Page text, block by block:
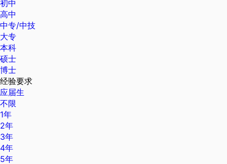
初中
高中
中专/中技
大专
本科
硕士
博士
经验要求
应届生
不限
1年
2年
3年
4年
5年